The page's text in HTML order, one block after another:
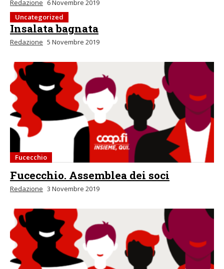
Redazione 6 Novembre 2019
Uncategorized
Insalata bagnata
Redazione 5 Novembre 2019
Fucecchio
Fucecchio. Assemblea dei soci
Redazione 3 Novembre 2019